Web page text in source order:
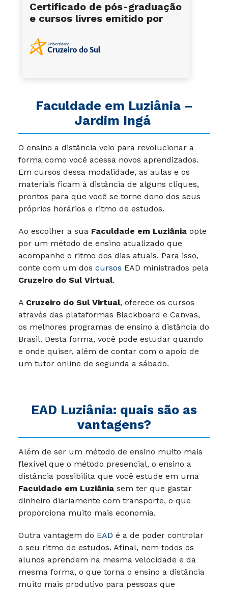
Faculdade em Luziânia –
Jardim Ingá
O ensino a distância veio para revolucionar a
forma como você acessa novos aprendizados.
Em cursos dessa modalidade, as aulas e os
materiais ficam à distância de alguns cliques,
prontos para que você se torne dono dos seus
próprios horários e ritmo de estudos.
Ao escolher a sua Faculdade em Luziânia opte
por um método de ensino atualizado que
acompanhe o ritmo dos dias atuais. Para isso,
conte com um dos cursos EAD ministrados pela
Cruzeiro do Sul Virtual.
A Cruzeiro do Sul Virtual, oferece os cursos
através das plataformas Blackboard e Canvas,
os melhores programas de ensino a distância do
Brasil. Desta forma, você pode estudar quando
e onde quiser, além de contar com o apoio de
um tutor online de segunda a sábado.
EAD Luziânia: quais são as
vantagens?
Além de ser um método de ensino muito mais
flexível que o método presencial, o ensino a
distância possibilita que você estude em uma
Faculdade em Luziânia sem ter que gastar
dinheiro diariamente com transporte, o que
proporciona muito mais economia.
Outra vantagem do EAD é a de poder controlar
o seu ritmo de estudos. Afinal, nem todos os
alunos aprendem na mesma velocidade e da
mesma forma, o que torna o ensino a distância
muito mais produtivo para pessoas que
Certificado de pós-graduação
e cursos livres emitido por